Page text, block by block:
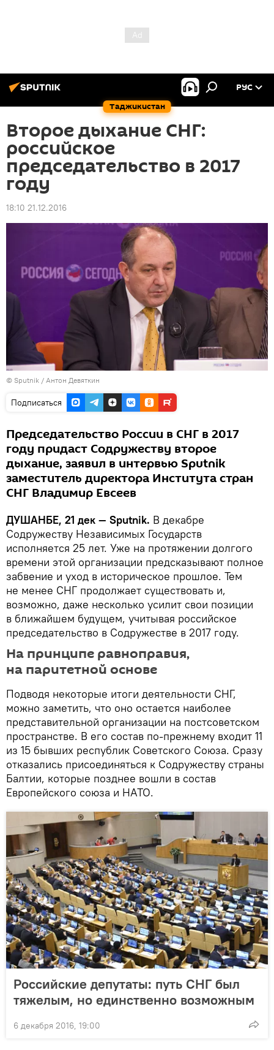
Таджикистан
РУС
Второе дыхание СНГ:
российское
председательство в 2017
году
18:10 21.12.2016
© Sputnik / Антон Девяткин
Подписаться
Председательство России в СНГ в 2017
году придаст Содружеству второе
дыхание, заявил в интервью Sputnik
заместитель директора Института стран
СНГ Владимир Евсеев
ДУШАНБЕ, 21 дек — Sputnik. В декабре
Содружеству Независимых Государств
исполняется 25 лет. Уже на протяжении долгого
времени этой организации предсказывают полное
забвение и уход в историческое прошлое. Тем
не менее СНГ продолжает существовать и,
возможно, даже несколько усилит свои позиции
в ближайшем будущем, учитывая российское
председательство в Содружестве в 2017 году.
На принципе равноправия,
на паритетной основе
Подводя некоторые итоги деятельности СНГ,
можно заметить, что оно остается наиболее
представительной организации на постсоветском
пространстве. В его состав по-прежнему входит 11
из 15 бывших республик Советского Союза. Сразу
отказались присоединяться к Содружеству страны
Балтии, которые позднее вошли в состав
Европейского союза и НАТО.
Российские депутаты: путь СНГ был
тяжелым, но единственно возможным
6 декабря 2016, 19:00